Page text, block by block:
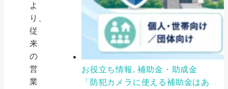
よ
り、
従
来
の
営
業
お役立ち情報, 補助金・助成金
「防犯カメラに使える補助金はあ